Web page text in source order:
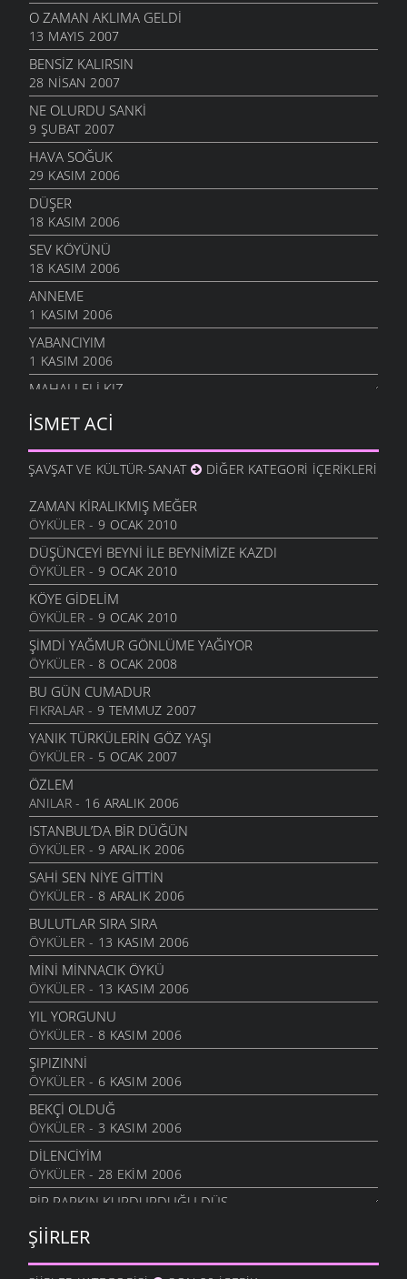
O ZAMAN AKLIMA GELDI
13 MAYIS 2007
BENSIZ KALIRSIN
28 NISAN 2007
NE OLURDU SANKI
9 ŞUBAT 2007
HAVA SOĞUK
29 KASIM 2006
DÜŞER
18 KASIM 2006
SEV KÖYÜNÜ
18 KASIM 2006
ANNEME
1 KASIM 2006
YABANCIYIM
1 KASIM 2006
MAHALLELI KIZ
ÇOCUKLAR AĞLADILAR
3 EYLÜL 2006
SEVEMEM
13 HAZIRAN 2006
DÖNELIM
13 HAZIRAN 2006
İKI ÇIPLAK
13 HAZIRAN 2006
ANLAYAMADIM
13 HAZIRAN 2006
TEZAT
13 HAZIRAN 2006
ÇEKERIZ
2 HAZIRAN 2006
GURBET
25 MAYIS 2006
YOKSULLUK
24 MAYIS 2006
MEMLEKET HASRETI
24 MAYIS 2006
UMUT TRENI
16 MAYIS 2006
GÖÇSEL SÖYLEŞI
16 MAYIS 2006
MOR DÜŞLER
16 MAYIS 2006
BİR KADEH ŞARABA GİBİ
13 MAYIS 2006
SENI SEVMEKTEN KORKMUYORUM
5 MAYIS 2006
İSYAN EDIYOR
5 MAYIS 2006
BIR DIYARDAYIZ
5 MAYIS 2006
DEDİM DEDİLER
23 NISAN 2006
O ÇOCUK
İSMET ACI
ŞAVŞAT VE KÜLTÜR-SANAT DIĞER KATEGORI İÇERIKLERI
ZAMAN KIRALIKMIŞ MEĞER
ÖYKÜLER - 9 OCAK 2010
DÜŞÜNCEYI BEYNI İLE BEYNIMIZE KAZDI
ÖYKÜLER - 9 OCAK 2010
KÖYE GIDELIM
ÖYKÜLER - 9 OCAK 2010
ŞIMDI YAĞMUR GÖNLÜME YAĞIYOR
ÖYKÜLER - 8 OCAK 2008
BU GÜN CUMADUR
FIKRALAR - 9 TEMMUZ 2007
YANIK TÜRKÜLERIN GÖZ YAŞI
ÖYKÜLER - 5 OCAK 2007
ÖZLEM
ANILAR- 16 ARALIK 2006
ISTANBUL’DA BIR DÜĞÜN
ÖYKÜLER - 9 ARALIK 2006
SAHI SEN NIYE GITTIN
ÖYKÜLER - 8 ARALIK 2006
BULUTLAR SIRA SIRA
ÖYKÜLER - 13 KASIM 2006
MINI MINNACIK ÖYKÜ
ÖYKÜLER - 13 KASIM 2006
YIL YORGUNU
ÖYKÜLER - 8 KASIM 2006
ŞIPIZINNI
ÖYKÜLER - 6 KASIM 2006
BEKÇI OLDUĞ
ÖYKÜLER - 3 KASIM 2006
DİLENCİYİM
ÖYKÜLER - 28 EKIM 2006
BIR PARKIN KURDURDUĞU DÜŞ
SEN BARİ GİTME OĞUL
ÖYKÜLER- 17 AĞUSTOS 2006
ŞIIRLER